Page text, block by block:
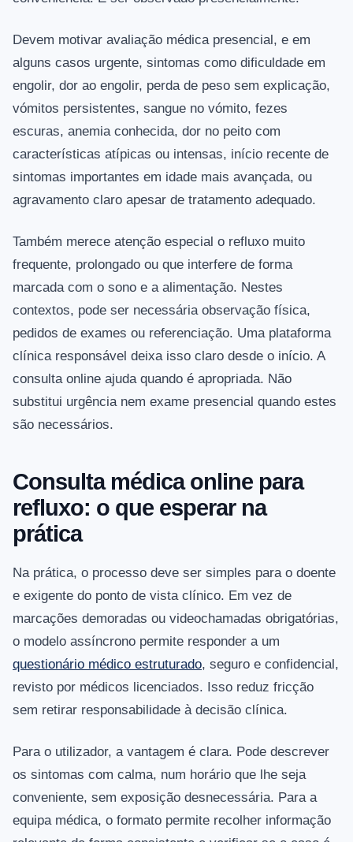
Devem motivar avaliação médica presencial, e em
alguns casos urgente, sintomas como dificuldade em
engolir, dor ao engolir, perda de peso sem explicação,
vómitos persistentes, sangue no vómito, fezes
escuras, anemia conhecida, dor no peito com
características atípicas ou intensas, início recente de
sintomas importantes em idade mais avançada, ou
agravamento claro apesar de tratamento adequado.
Também merece atenção especial o refluxo muito
frequente, prolongado ou que interfere de forma
marcada com o sono e a alimentação. Nestes
contextos, pode ser necessária observação física,
pedidos de exames ou referenciação. Uma plataforma
clínica responsável deixa isso claro desde o início. A
consulta online ajuda quando é apropriada. Não
substitui urgência nem exame presencial quando estes
são necessários.
Consulta médica online para
refluxo: o que esperar na
prática
Na prática, o processo deve ser simples para o doente
e exigente do ponto de vista clínico. Em vez de
marcações demoradas ou videochamadas obrigatórias,
o modelo assíncrono permite responder a um
questionário médico estruturado, seguro e confidencial,
revisto por médicos licenciados. Isso reduz fricção
sem retirar responsabilidade à decisão clínica.
Para o utilizador, a vantagem é clara. Pode descrever
os sintomas com calma, num horário que lhe seja
conveniente, sem exposição desnecessária. Para a
equipa médica, o formato permite recolher informação